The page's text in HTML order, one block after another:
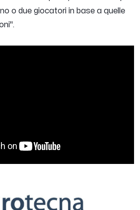
o due giocatori in base a quelle
".